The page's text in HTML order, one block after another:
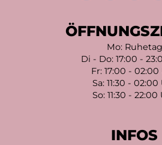
Mo: Ruhetag
Di - Do: 17:00 -
Fr: 17:00 -
Sa: 11:30 -
So: 11:30 - 22:00
INFOS